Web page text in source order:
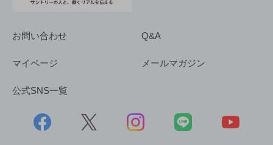
お問い合わせ Q&A
マイページ メールマガジン
公式SNS一覧